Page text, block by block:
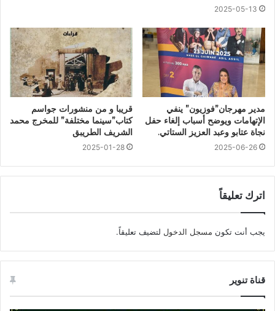
2025-05-13
مدير مهرجان”فوزيون” ينفي
الإتهامات ويوضح أسباب إلغاء حفل
نجاة عتابو وعبد العزيز الستاتي.
2025-06-26
قريبا و من منشورات جواسم
كتاب”سينما مختلفة” للمخرج محمد
الشريف الطريبق
2025-01-28
اترك تعليقاً
يجب أنت تكون مسجل الدخول لتضيف تعليقاً.
قناة تنوير